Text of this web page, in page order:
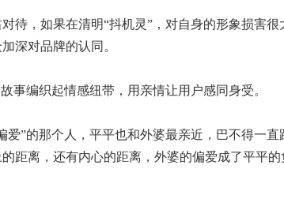
待，如果在清明“抖机灵”，对自身的形象损害很
深对品牌的认同。
事编织起情感纽带，用亲情让用户感同身受。
”的那个人，平平也和外婆最亲近，巴不得一直
距离，还有内心的距离，外婆的偏爱成了平平的